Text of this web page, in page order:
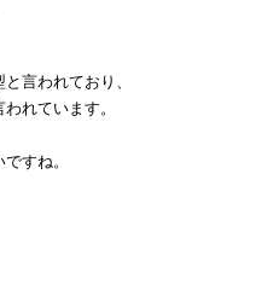
言われており、
れています。
すね。